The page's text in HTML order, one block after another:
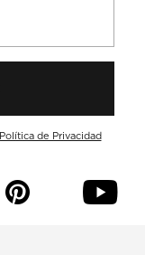
Política de Privacidad
p y